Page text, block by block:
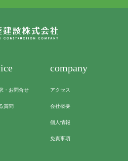
・お問合せ
質問
company
アクセス
会社概要
個人情報
免責事項